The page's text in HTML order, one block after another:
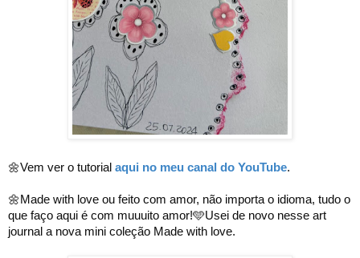
🌼Vem ver o tutorial aqui no meu canal do YouTube.
🌼Made with love ou feito com amor, não importa o idioma, tudo o
que faço aqui é com muuuito amor!🩵Usei de novo nesse art
journal a nova mini coleção Made with love.